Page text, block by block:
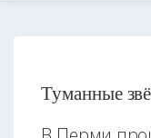
Туманные